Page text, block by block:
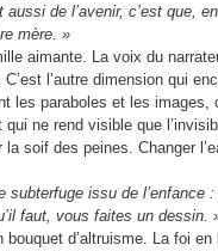
de l’avenir, c’est que,
mère. »
aimante. La voix du
l’autre dimension qui
les paraboles et les images,
qui ne rend visible que
soif des peines. Changer
subterfuge issu de l’enfance
faut, vous faites un dessin.
d’altruisme. La foi en